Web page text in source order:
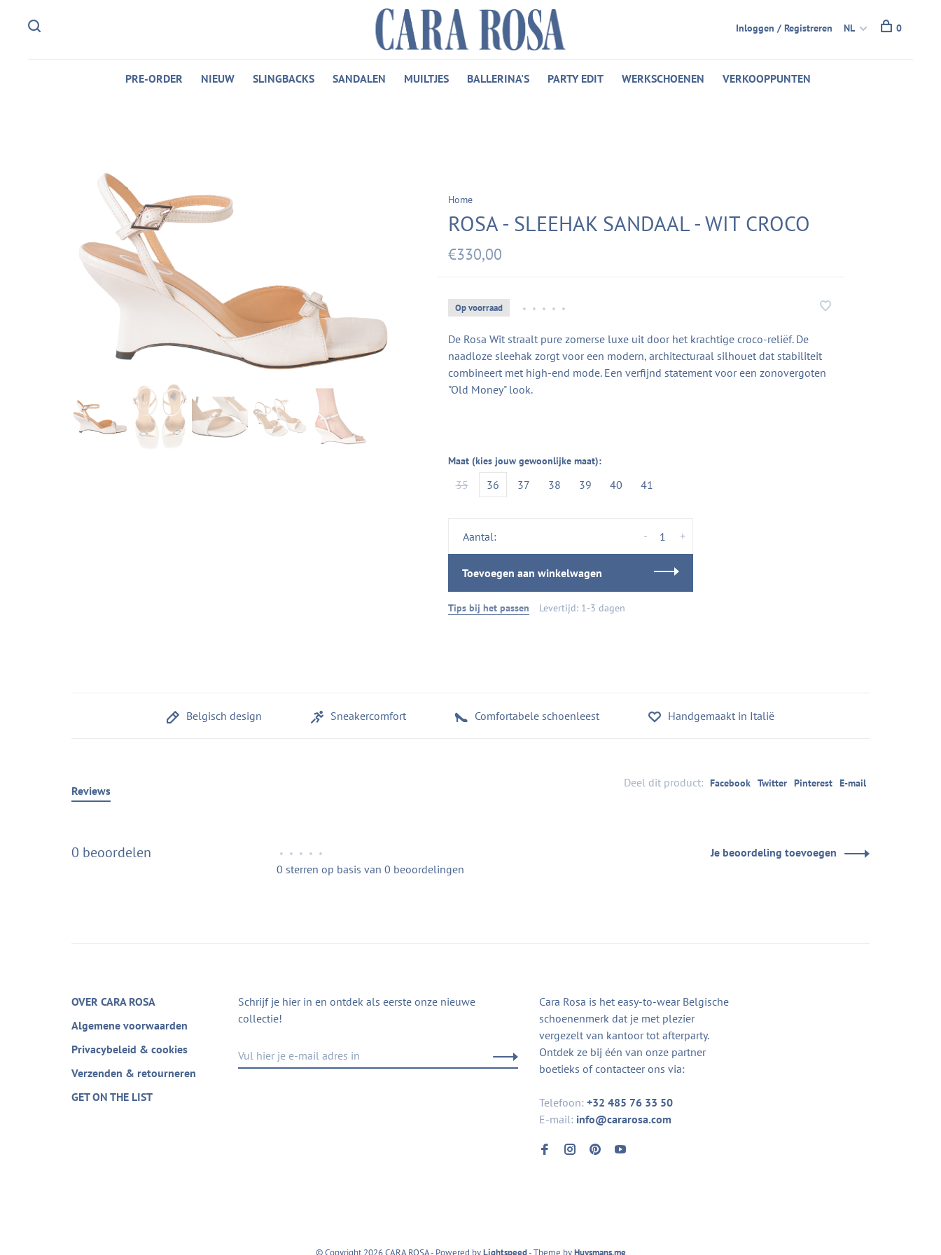
PRE-ORDER NIEUW SLINGBACKS SANDALEN MUILTJES BALLERINA'S PARTY EDIT WERKSCHOENEN VERKOOPPUNTEN
Inloggen / Registreren NL 0
Home
ROSA - SLEEHAK SANDAAL - WIT CROCO
€330,00
Op voorraad • • • • •
De Rosa Wit straalt pure zomerse luxe uit door het krachtige croco-reliëf. De
naadloze sleehak zorgt voor een modern, architecturaal silhouet dat stabiliteit
combineert met high-end mode. Een verfijnd statement voor een zonovergoten
"Old Money" look.
Maat (kies jouw gewoonlijke maat):
35 36 37 38 39 40 41
Aantal: +
-
Toevoegen aan winkelwagen
Tips bij het passen Levertijd: 1-3 dagen
Belgisch design Sneakercomfort Comfortabele schoenleest Handgemaakt in Italië
Deel dit product: Facebook Twitter Pinterest E-mail
Reviews
0 beoordelen • • • • •
0 sterren op basis van 0 beoordelingen
Je beoordeling toevoegen
OVER CARA ROSA
Algemene voorwaarden
Privacybeleid & cookies
Verzenden & retourneren
GET ON THE LIST
Schrijf je hier in en ontdek als eerste onze nieuwe
collectie!
Cara Rosa is het easy-to-wear Belgische
schoenenmerk dat je met plezier
vergezelt van kantoor tot afterparty.
Ontdek ze bij één van onze partner
boetieks of contacteer ons via:
Telefoon: +32 485 76 33 50
E-mail: info@cararosa.com
© Copyright 2026 CARA ROSA- Powered byLightspeed- Theme byHuysmans.me